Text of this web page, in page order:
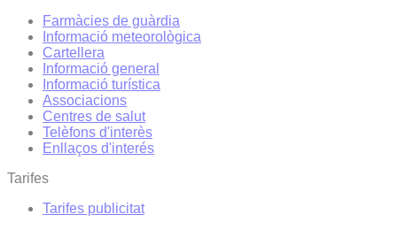
Farmàcies de guàrdia
Informació meteorològica
Cartellera
Informació general
Informació turística
Associacions
Centres de salut
Telèfons d'interès
Enllaços d'interés
Tarifes
Tarifes publicitat